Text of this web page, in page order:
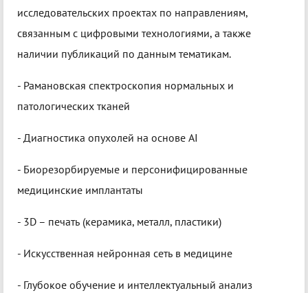
исследовательских проектах по направлениям,
связанным с цифровыми технологиями, а также
наличии публикаций по данным тематикам.
- Рамановская спектроскопия нормальных и
патологических тканей
- Диагностика опухолей на основе AI
- Биорезорбируемые и персонифицированные
медицинские имплантаты
- 3D – печать (керамика, металл, пластики)
- Искусственная нейронная сеть в медицине
- Глубокое обучение и интеллектуальный анализ